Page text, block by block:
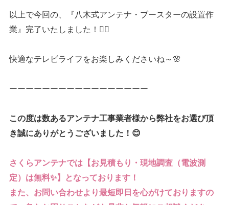
以上で今回の、『八木式アンテナ・ブースターの設置作
業』完了いたしました！👷‍♂️
快適なテレビライフをお楽しみくださいね～🌸
ーーーーーーーーーーーーーーーーー
この度は数あるアンテナ工事業者様から弊社をお選び頂
き誠にありがとうございました！😊
さくらアンテナでは【お見積もり・現地調査（電波測
定）は無料✨】となっております！
また、お問い合わせより最短即日を心がけておりますの